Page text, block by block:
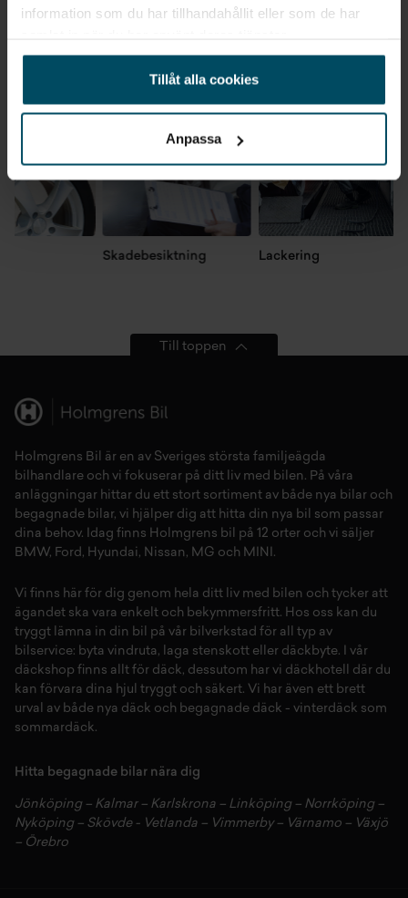
information som du har tillhandahållit eller som de har
Tillåt alla cookies
Anpassa
Skadebesiktning Lackering
Till toppen
Holmgrens Bil är en av Sveriges största familjeägda
bilhandlare och vi fokuserar på ditt liv med bilen. På våra
anläggningar hittar du ett stort sortiment av både nya bilar och
begagnade bilar, vi hjälper dig att hitta din nya bil som passar
dina behov. Idag finns Holmgrens bil på 12 orter och vi säljer
BMW, Ford, Hyundai, Nissan , MG och MINI.
Vi finns här för dig genom hela ditt liv med bilen och tycker att
ägandet ska vara enkelt och bekymmersfritt. Hos oss kan du
tryggt lämna in din bil på vår bilverkstad för all typ av
bilservice: byta vindruta, laga stenskott eller däckbyte. I vår
däckshop finns allt för däck, dessutom har vi däckhotell där du
kan förvara dina hjul tryggt och säkert. Vi har även ett brett
urval av både nya däck och begagnade däck - vinterdäck som
sommardäck.
Hitta begagnade bilar nära dig
Jönköping– Kalmar – Karlskrona – Linköping– Norrköping–
Nyköping– Skövde- Vetlanda – Vimmerby– Värnamo – Växjö
– Örebro